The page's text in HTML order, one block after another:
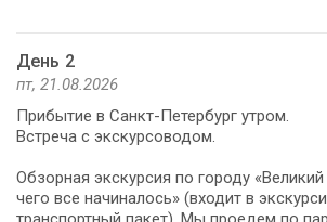
День 2
пт, 21.08.2026
Прибытие в Санкт-Петербург утром.
Встреча с экскурсоводом.
Обзорная экскурсия по городу
чего все начиналось» (входит в